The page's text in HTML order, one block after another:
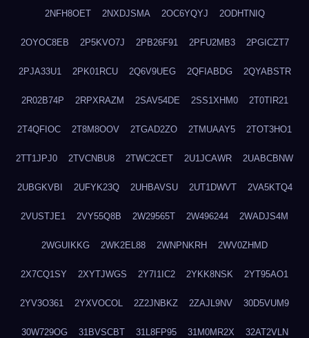
2NFH8OET 2NXDJSMA 2OC6YQYJ 2ODHTNIQ
2OYOC8EB 2P5KVO7J 2PB26F91 2PFU2MB3 2PGICZT7
2PJA33U1 2PK01RCU 2Q6V9UEG 2QFIABDG 2QYABSTR
2R02B74P 2RPXRAZM 2SAV54DE 2SS1XHM0 2T0TIR21
2T4QFIOC 2T8M8OOV 2TGAD2ZO 2TMUAAY5 2TOT3HO1
2TT1JPJ0 2TVCNBU8 2TWC2CET 2U1JCAWR 2UABCBNW
2UBGKVBI 2UFYK23Q 2UHBAVSU 2UT1DWVT 2VA5KTQ4
2VUSTJE1 2VY55Q8B 2W29565T 2W496244 2WADJS4M
2WGUIKKG 2WK2EL88 2WNPNKRH 2WV0ZHMD
2X7CQ1SY 2XYTJWGS 2Y7I1IC2 2YKK8NSK 2YT95AO1
2YV3O361 2YXVOCOL 2Z2JNBKZ 2ZAJL9NV 30D5VUM9
30W729OG 31BVSCBT 31L8FP95 31M0MR2X 32AT2VLN